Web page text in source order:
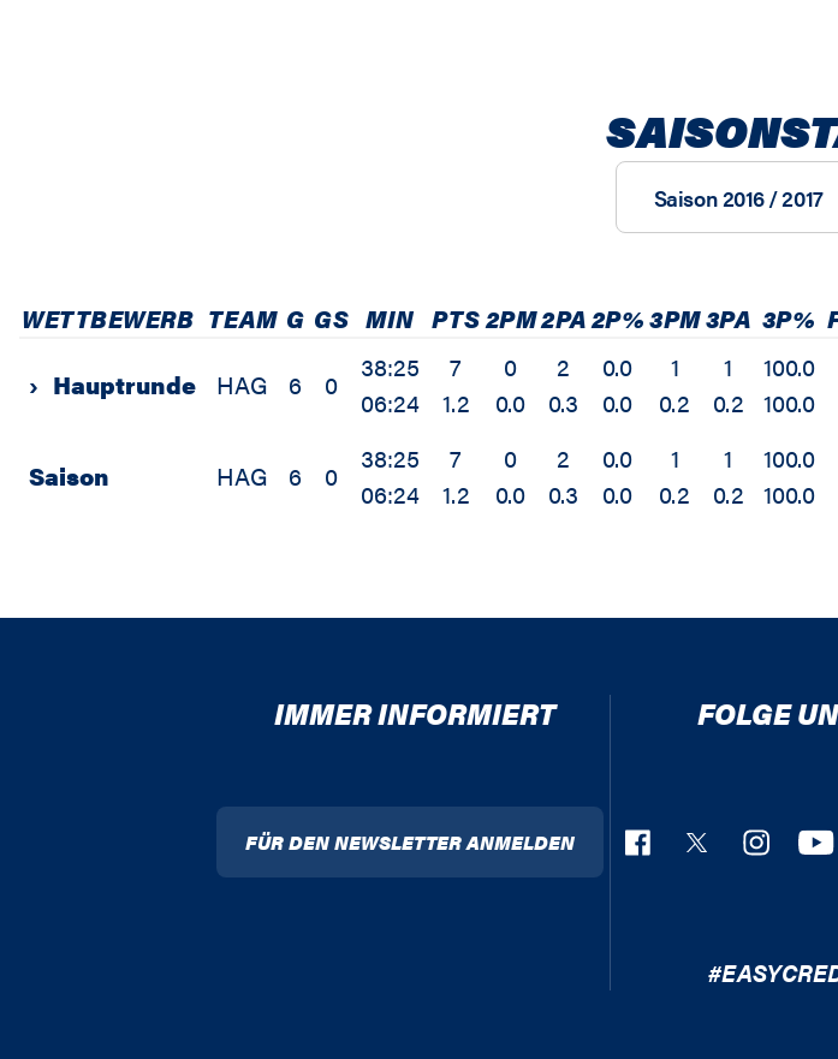
Saison 2016 / 2017
WETTBEWERB TEAM G GS MIN PTS2PM2PA2P%3PM3PA 3P%
› Hauptrunde HAG 6 0
38:25
06:24
7
1.2
0
0.0
2
0.3
0.0
0.0
1
0.2
1
0.2
100.0
100.0
Saison HAG 6 0
38:25
06:24
7
1.2
0
0.0
2
0.3
0.0
0.0
1
0.2
1
0.2
100.0
100.0
IMMER INFORMIERT
FÜR DEN NEWSLETTER ANMELDEN
FOLGE